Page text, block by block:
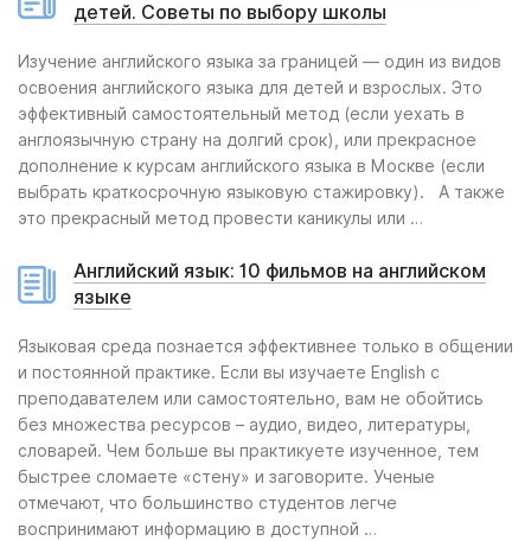
детей. Советы по выбору школы
Изучение английского языка за границей — один из видов
освоения английского языка для детей и взрослых. Это
эффективный самостоятельный метод (если уехать в
англоязычную страну на долгий срок), или прекрасное
дополнение к курсам английского языка в Москве (если
выбрать краткосрочную языковую стажировку). А также
это прекрасный метод провести каникулы или …
Английский язык: 10 фильмов на английском
языке
Языковая среда познается эффективнее только в общении
и постоянной практике. Если вы изучаете English с
преподавателем или самостоятельно, вам не обойтись
без множества ресурсов – аудио, видео, литературы,
словарей. Чем больше вы практикуете изученное, тем
быстрее сломаете «стену» и заговорите. Ученые
отмечают, что большинство студентов легче
воспринимают информацию в доступной …